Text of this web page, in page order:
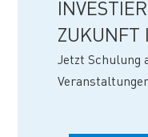
ZUKUNFT
Jetzt Schulung